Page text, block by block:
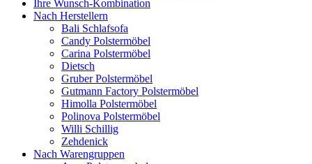
Ihre Wunsch-Kombination
Nach Herstellern
Bali Schlafsofa
Candy Polstermöbel
Carina Polstermöbel
Dietsch
Gruber Polstermöbel
Gutmann Factory Polstermöbel
Himolla Polstermöbel
Polinova Polstermöbel
Willi Schillig
Zehdenick
Nach Warengruppen